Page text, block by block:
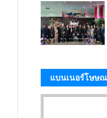
แบนเนอร์โษษ